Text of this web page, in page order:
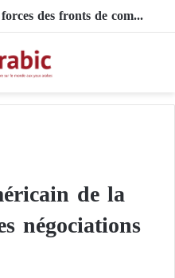
Minni Minnawi retire ses forces des fronts de combat : la rupture définitive avec Al-Burhan
de la
négociations